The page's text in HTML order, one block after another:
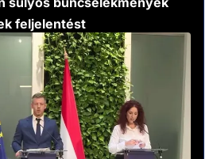
feljelentést